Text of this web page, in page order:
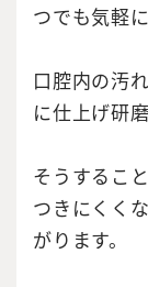
つでも気軽
口腔内の汚
に仕上げ研
そうするこ
つきにくく
がります。